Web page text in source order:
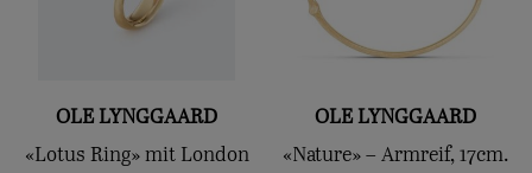
OLE LYNGGAARD
«Lotus Ring» mit London
OLE LYNGGAARD
«Nature» – Armreif, 17cm.